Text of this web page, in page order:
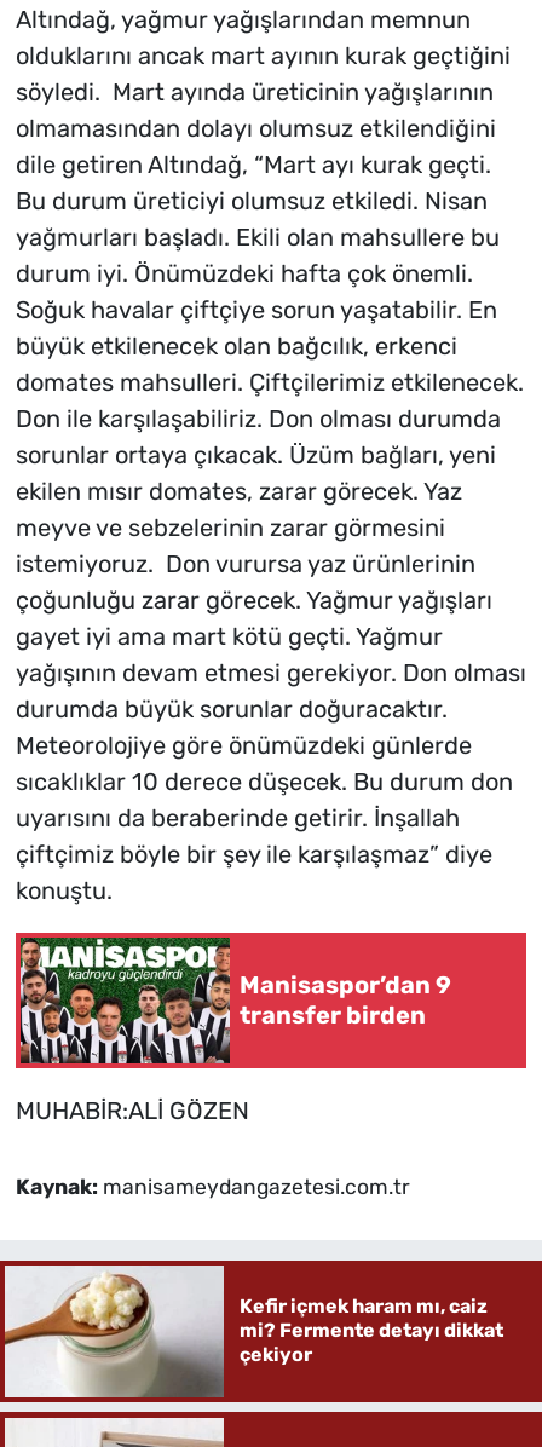
Altındağ, yağmur yağışlarından memnun
olduklarını ancak mart ayının kurak geçtiğini
söyledi. Mart ayında üreticinin yağışlarının
olmamasından dolayı olumsuz etkilendiğini
dile getiren Altındağ, “Mart ayı kurak geçti.
Bu durum üreticiyi olumsuz etkiledi. Nisan
yağmurları başladı. Ekili olan mahsullere bu
durum iyi. Önümüzdeki hafta çok önemli.
Soğuk havalar çiftçiye sorun yaşatabilir. En
büyük etkilenecek olan bağcılık, erkenci
domates mahsulleri. Çiftçilerimiz etkilenecek.
Don ile karşılaşabiliriz. Don olması durumda
sorunlar ortaya çıkacak. Üzüm bağları, yeni
ekilen mısır domates, zarar görecek. Yaz
meyve ve sebzelerinin zarar görmesini
istemiyoruz. Don vurursa yaz ürünlerinin
çoğunluğu zarar görecek. Yağmur yağışları
gayet iyi ama mart kötü geçti. Yağmur
yağışının devam etmesi gerekiyor. Don olması
durumda büyük sorunlar doğuracaktır.
Meteorolojiye göre önümüzdeki günlerde
sıcaklıklar 10 derece düşecek. Bu durum don
uyarısını da beraberinde getirir. İnşallah
çiftçimiz böyle bir şey ile karşılaşmaz” diye
konuştu.
Manisaspor’dan 9
transfer birden
MUHABİR:ALİ GÖZEN
Kaynak: manisameydangazetesi.com.tr
Kefir içmek haram mı, caiz
mi? Fermente detayı dikkat
çekiyor